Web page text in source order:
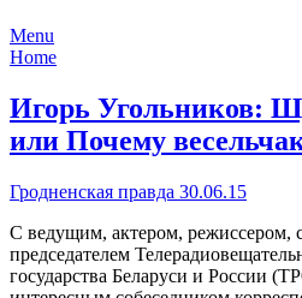
Menu
Home
Игорь Угольников:
или Почему
Гродненская правда 30.06.15
С ведущим, актером, режиссером,
председателем
государства Беларуси и России